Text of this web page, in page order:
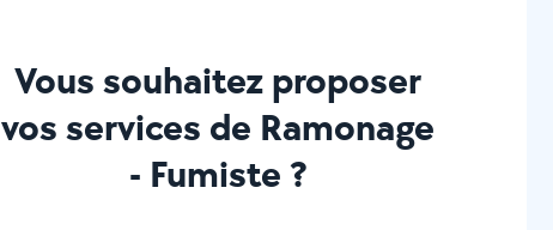
Vous souhaitez proposer
vos services de Ramonage
- Fumiste ?